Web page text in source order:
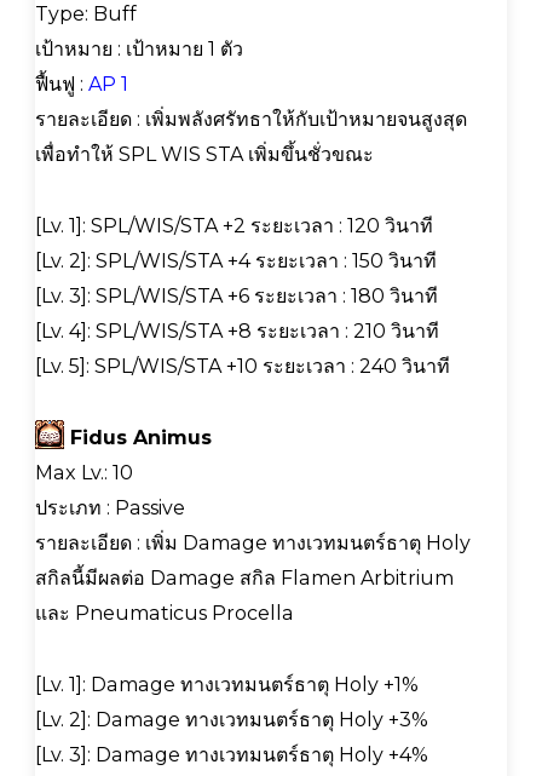
Type: Buff
เป้าหมาย : เป้าหมาย 1 ตัว
ฟื้นฟู : AP 1
รายละเอียด : เพิ่มพลังศรัทธาให้กับเป้าหมายจนสูงสุด
เพื่อทำให้ SPL WIS STA เพิ่มขึ้นชั่วขณะ
[Lv. 1]: SPL/WIS/STA +2 ระยะเวลา : 120 วินาที
[Lv. 2]: SPL/WIS/STA +4 ระยะเวลา : 150 วินาที
[Lv. 3]: SPL/WIS/STA +6 ระยะเวลา : 180 วินาที
[Lv. 4]: SPL/WIS/STA +8 ระยะเวลา : 210 วินาที
[Lv. 5]: SPL/WIS/STA +10 ระยะเวลา : 240 วินาที
Fidus Animus
Max Lv.: 10
ประเภท : Passive
รายละเอียด : เพิ่ม Damage ทางเวทมนตร์ธาตุ Holy
สกิลนี้มีผลต่อ Damage สกิล Flamen Arbitrium
และ Pneumaticus Procella
[Lv. 1]: Damage ทางเวทมนตร์ธาตุ Holy +1%
[Lv. 2]: Damage ทางเวทมนตร์ธาตุ Holy +3%
[Lv. 3]: Damage ทางเวทมนตร์ธาตุ Holy +4%